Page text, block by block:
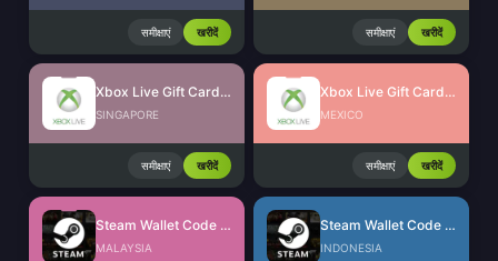
समीक्षाएं खरीदें समीक्षाएं खरीदें
Xbox Live Gift Card (SG)
SINGAPORE
समीक्षाएं खरीदें
Xbox Live Gift Card (MX)
MEXICO
समीक्षाएं खरीदें
Steam Wallet Code (MYR)
MALAYSIA
Steam Wallet Code (IDR)
INDONESIA